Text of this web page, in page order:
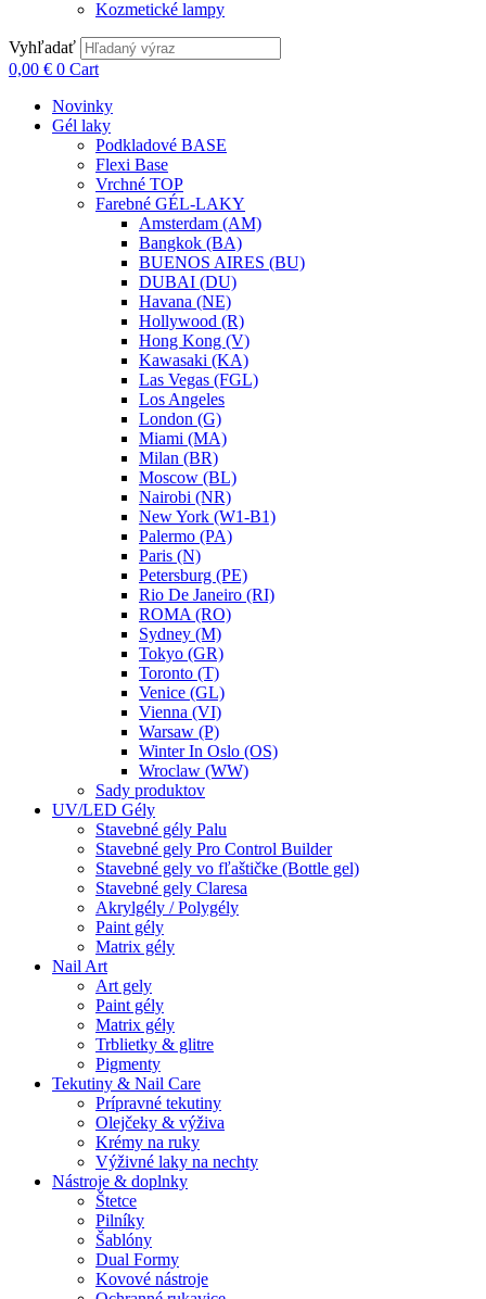
Kozmetické lampy
Vyhľadať
0,00 € 0 Cart
Novinky
Gél laky
Podkladové BASE
Flexi Base
Vrchné TOP
Farebné GÉL-LAKY
Amsterdam (AM)
Bangkok (BA)
BUENOS AIRES (BU)
DUBAI (DU)
Havana (NE)
Hollywood (R)
Hong Kong (V)
Kawasaki (KA)
Las Vegas (FGL)
Los Angeles
London (G)
Miami (MA)
Milan (BR)
Moscow (BL)
Nairobi (NR)
New York (W1-B1)
Palermo (PA)
Paris (N)
Petersburg (PE)
Rio De Janeiro (RI)
ROMA (RO)
Sydney (M)
Tokyo (GR)
Toronto (T)
Venice (GL)
Vienna (VI)
Warsaw (P)
Winter In Oslo (OS)
Wroclaw (WW)
Sady produktov
UV/LED Gély
Stavebné gély Palu
Stavebné gely Pro Control Builder
Stavebné gely vo fľaštičke (Bottle gel)
Stavebné gely Claresa
Akrylgély / Polygély
Paint gély
Matrix gély
Nail Art
Art gely
Paint gély
Matrix gély
Trblietky & glitre
Pigmenty
Tekutiny & Nail Care
Prípravné tekutiny
Olejčeky & výživa
Krémy na ruky
Výživné laky na nechty
Nástroje & doplnky
Štetce
Pilníky
Šablóny
Dual Formy
Kovové nástroje